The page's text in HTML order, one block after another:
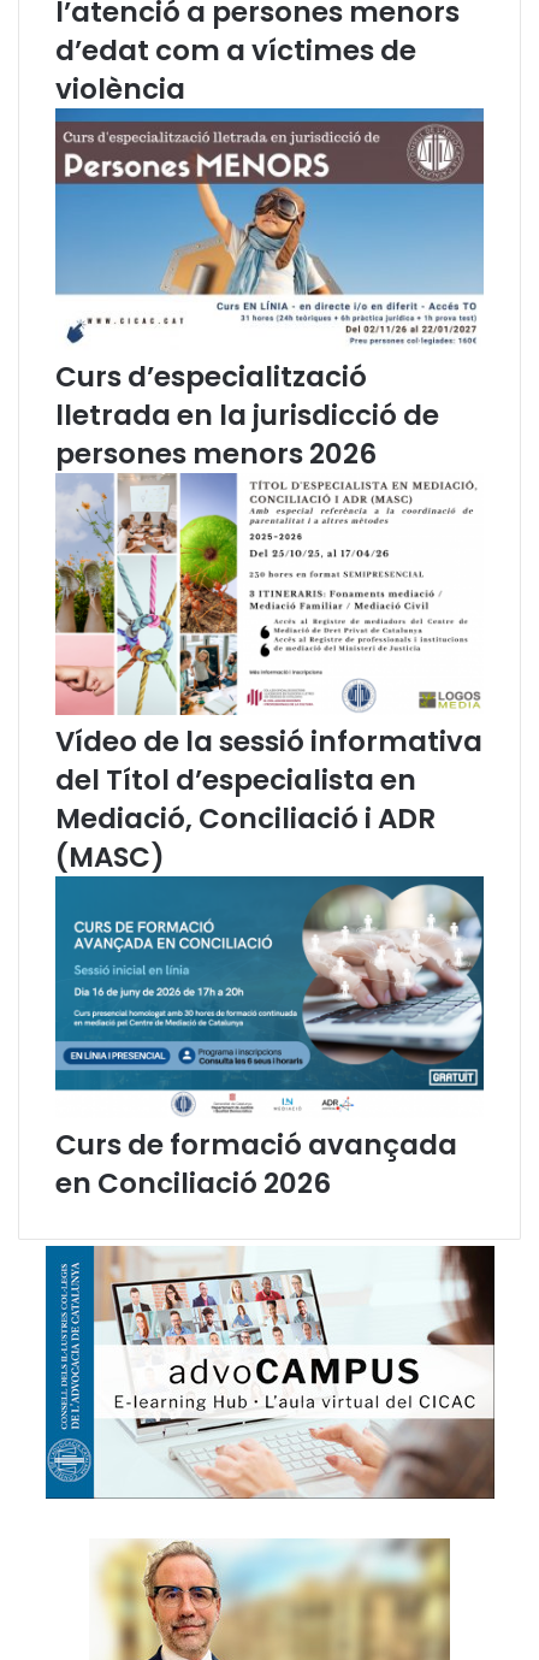
e
l
'
A
d
v
o
C
t
a
l
a
n
a
d
e
b
l
o
H
a
s
é
l
l
s
d
i
s
t
u
r
b
i
s
d
i
f
r
e
a
t
s
d
e
C
t
l
u
n
y
a
l’atenció a persones menors
d’edat com a víctimes de
violència
Curs d’especialització
lletrada en la jurisdicció de
persones menors 2026
Vídeo de la sessió informativa
del Títol d’especialista en
Mediació, Conciliació i ADR
(MASC)
Curs de formació avançada
en Conciliació 2026